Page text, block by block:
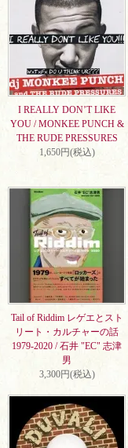
I REALLY DON’T LIKE
YOU / MONKEE PUNCH &
THE RUDE PRESSURES
1,650円(税込)
Tail of Riddim レゲエとスト
リート・カルチャーの話
1979-2020 / 石井 "EC" 志津
男
3,300円(税込)